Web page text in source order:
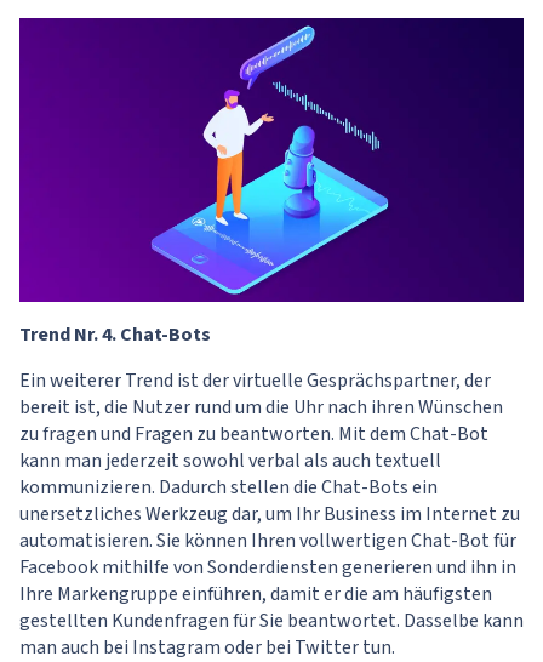
Trend Nr. 4. Chat-Bots
Ein weiterer Trend ist der virtuelle Gesprächspartner, der
bereit ist, die Nutzer rund um die Uhr nach ihren Wünschen
zu fragen und Fragen zu beantworten. Mit dem Chat-Bot
kann man jederzeit sowohl verbal als auch textuell
kommunizieren. Dadurch stellen die Chat-Bots ein
unersetzliches Werkzeug dar, um Ihr Business im Internet zu
automatisieren. Sie können Ihren vollwertigen Chat-Bot für
Facebook mithilfe von Sonderdiensten generieren und ihn in
Ihre Markengruppe einführen, damit er die am häufigsten
gestellten Kundenfragen für Sie beantwortet. Dasselbe kann
man auch bei Instagram oder bei Twitter tun.